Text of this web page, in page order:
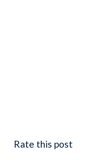
Rate this post